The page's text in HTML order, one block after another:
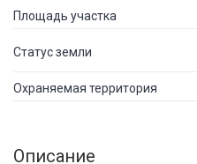
Площадь участка
Статус земли
Охраняемая территория
Описание